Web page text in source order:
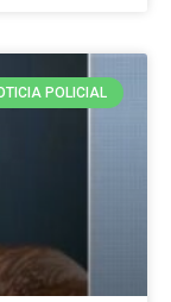
POLICIAL